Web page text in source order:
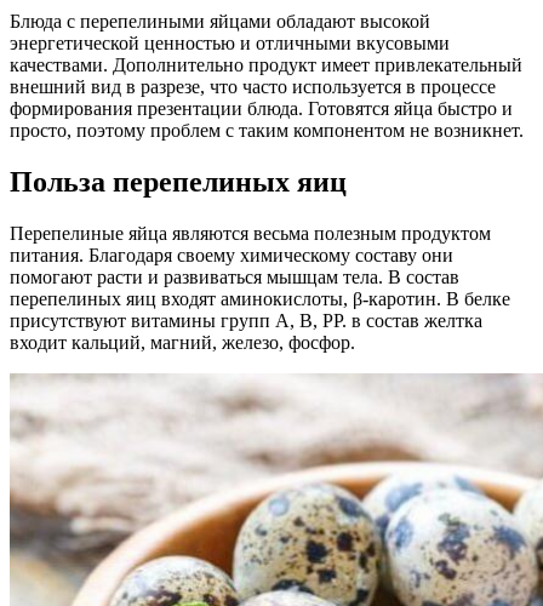
Блюда с перепелиными яйцами обладают высокой
энергетической ценностью и отличными вкусовыми
качествами. Дополнительно продукт имеет привлекательный
внешний вид в разрезе, что часто используется в процессе
формирования презентации блюда. Готовятся яйца быстро и
просто, поэтому проблем с таким компонентом не возникнет.
Польза перепелиных яиц
Перепелиные яйца являются весьма полезным продуктом
питания. Благодаря своему химическому составу они
помогают расти и развиваться мышцам тела. В состав
перепелиных яиц входят аминокислоты, β-каротин. В белке
присутствуют витамины групп A, B, PP. в состав желтка
входит кальций, магний, железо, фосфор.